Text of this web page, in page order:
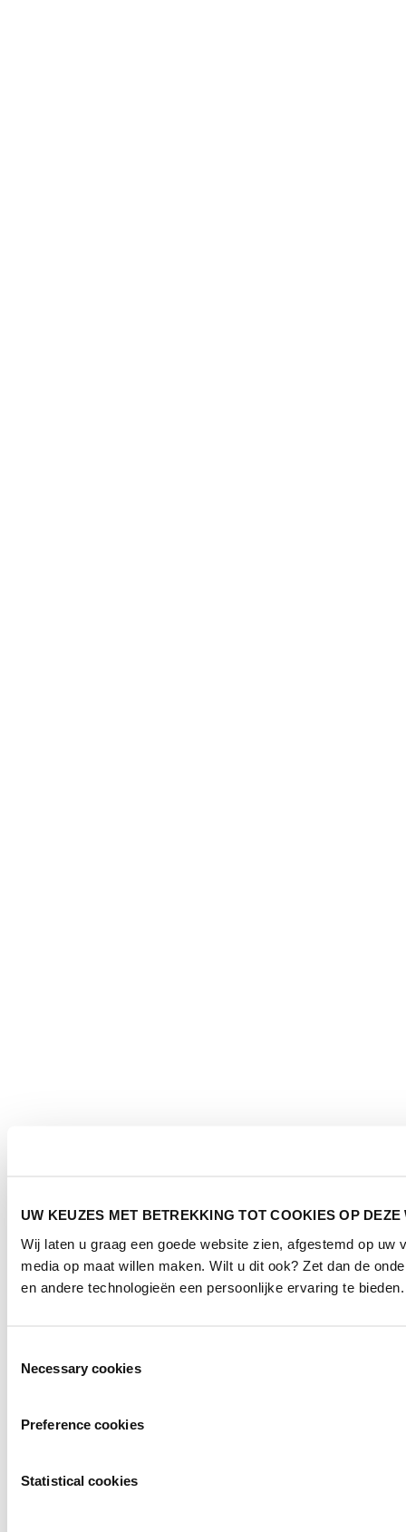
UW KEUZES MET BETREKKING TOT COOKIES OP DEZE
Wij laten u graag een goede website zien, afgestemd op
media op maat willen maken. Wilt u dit ook? Zet dan de
en andere technologieën een persoonlijke ervaring te bieden.
Necessary cookies
Preference cookies
Statistical cookies